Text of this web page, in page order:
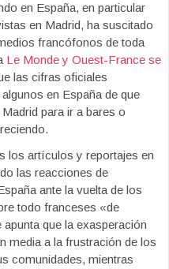
en España, en particular
en Madrid, ha suscitado
francófonos de toda
Le Monde y Ouest-France se
las cifras oficiales
en España de que
para ir a bares o
los artículos y reportajes en
las reacciones de
ante la vuelta de los
todo franceses «de
que la exasperación
media a la frustración de los
comunidades, mientras